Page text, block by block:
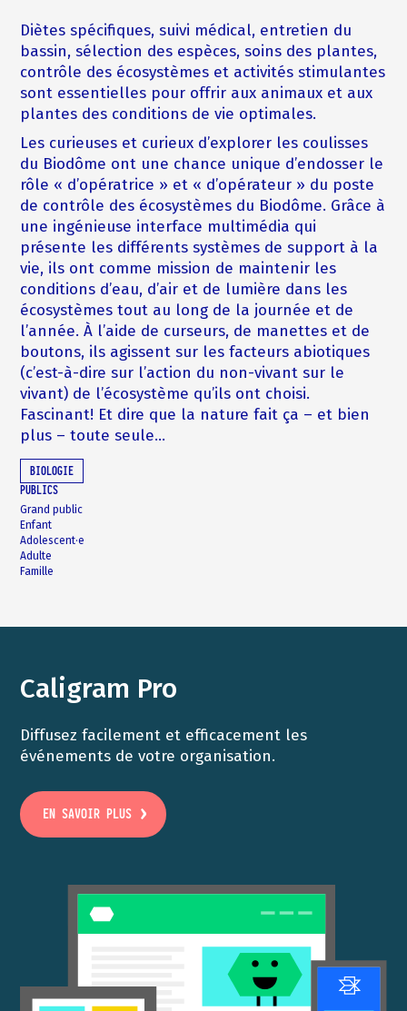
Diètes spécifiques, suivi médical, entretien du
bassin, sélection des espèces, soins des plantes,
contrôle des écosystèmes et activités stimulantes
sont essentielles pour offrir aux animaux et aux
plantes des conditions de vie optimales.
Les curieuses et curieux d’explorer les coulisses
du Biodôme ont une chance unique d’endosser le
rôle « d’opératrice » et « d’opérateur » du poste
de contrôle des écosystèmes du Biodôme. Grâce à
une ingénieuse interface multimédia qui
présente les différents systèmes de support à la
vie, ils ont comme mission de maintenir les
conditions d’eau, d’air et de lumière dans les
écosystèmes tout au long de la journée et de
l’année. À l’aide de curseurs, de manettes et de
boutons, ils agissent sur les facteurs abiotiques
(c’est-à-dire sur l’action du non-vivant sur le
vivant) de l’écosystème qu’ils ont choisi.
Fascinant! Et dire que la nature fait ça – et bien
plus – toute seule…
BIOLOGIE
PUBLICS
Grand public
Enfant
Adolescent·e
Adulte
Famille
Caligram Pro
Diffusez facilement et efficacement les
événements de votre organisation.
EN SAVOIR PLUS